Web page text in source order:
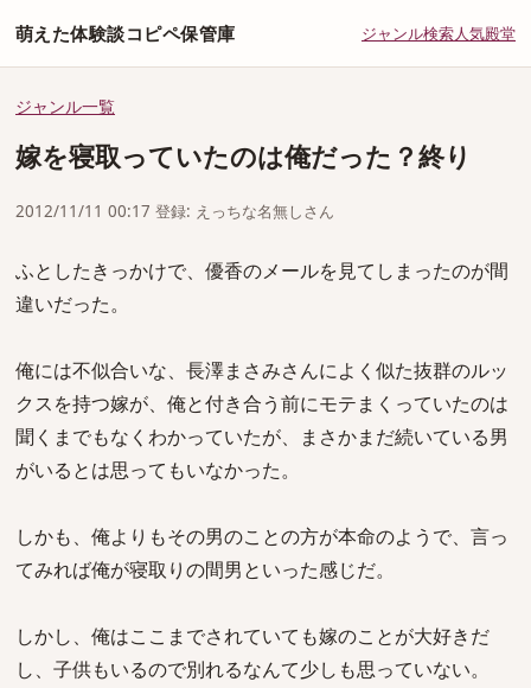
萌えた体験談コピペ保管庫 ジャンル検索人気殿堂
ジャンル一覧
嫁を寝取っていたのは俺だった？終り
2012/11/11 00:17 登録: えっちな名無しさん
ふとしたきっかけで、優香のメールを見てしまったのが間
違いだった。
俺には不似合いな、長澤まさみさんによく似た抜群のルッ
クスを持つ嫁が、俺と付き合う前にモテまくっていたのは
聞くまでもなくわかっていたが、まさかまだ続いている男
がいるとは思ってもいなかった。
しかも、俺よりもその男のことの方が本命のようで、言っ
てみれば俺が寝取りの間男といった感じだ。
しかし、俺はここまでされていても嫁のことが大好きだ
し、子供もいるので別れるなんて少しも思っていない。